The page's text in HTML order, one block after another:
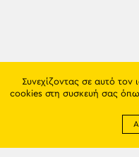
Συνεχίζοντας σε αυτό
cookies στη συσκευή σας